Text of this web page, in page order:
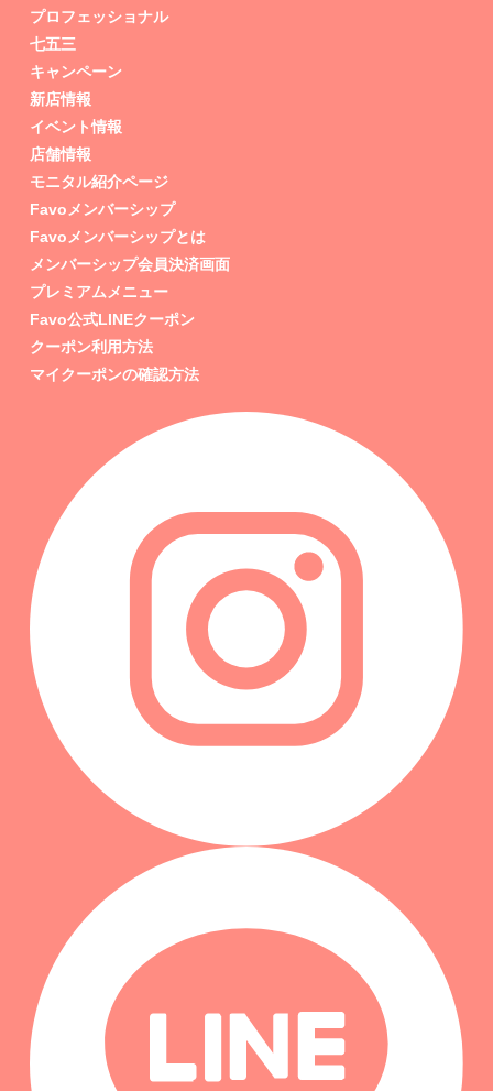
プロフェッショナル
七五三
キャンペーン
新店情報
イベント情報
店舗情報
モニタル紹介ページ
Favoメンバーシップ
Favoメンバーシップとは
メンバーシップ会員決済画面
プレミアムメニュー
Favo公式LINEクーポン
クーポン利用方法
マイクーポンの確認方法